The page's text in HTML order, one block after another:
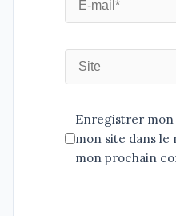
Enregistrer
mon site dans
mon prochain